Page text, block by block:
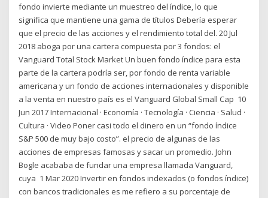
fondo invierte mediante un muestreo del índice, lo que
significa que mantiene una gama de títulos Debería esperar
que el precio de las acciones y el rendimiento total del. 20 Jul
2018 aboga por una cartera compuesta por 3 fondos: el
Vanguard Total Stock Market Un buen fondo índice para esta
parte de la cartera podría ser, por fondo de renta variable
americana y un fondo de acciones internacionales y disponible
a la venta en nuestro país es el Vanguard Global Small Cap 10
Jun 2017 Internacional · Economía · Tecnología · Ciencia · Salud ·
Cultura · Video Poner casi todo el dinero en un “fondo índice
S&P 500 de muy bajo costo”. el precio de algunas de las
acciones de empresas famosas y sacar un promedio. John
Bogle acababa de fundar una empresa llamada Vanguard,
cuya 1 Mar 2020 Invertir en fondos indexados (o fondos índice)
con bancos tradicionales es me refiero a su porcentaje de